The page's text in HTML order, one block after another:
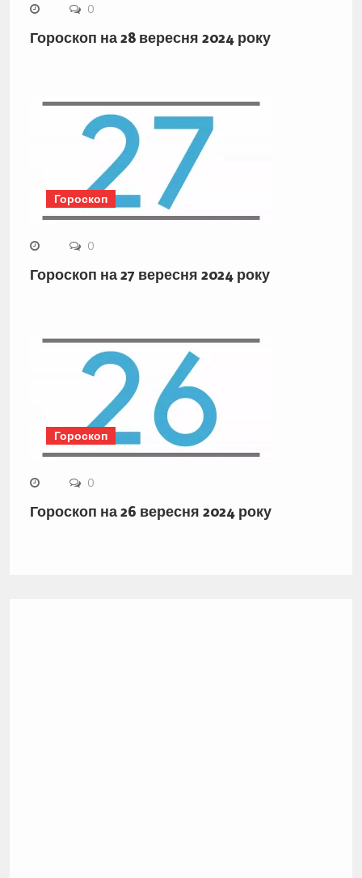
0
Гороскоп на 28 вересня 2024 року
Гороскоп
0
Гороскоп на 27 вересня 2024 року
Гороскоп
0
Гороскоп на 26 вересня 2024 року